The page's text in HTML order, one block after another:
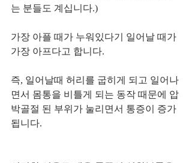
는 분들도 계십니다.)
가장 아플 때가 누워있다기 일어날 때가
가장 아프다고 합니다.
즉, 일어날때 허리를 굽히게 되고 일어나
면서 몸통을 비틀게 되는 동작 때문에 압
박골절 된 부위가 눌리면서 통증이 증가
됩니다.